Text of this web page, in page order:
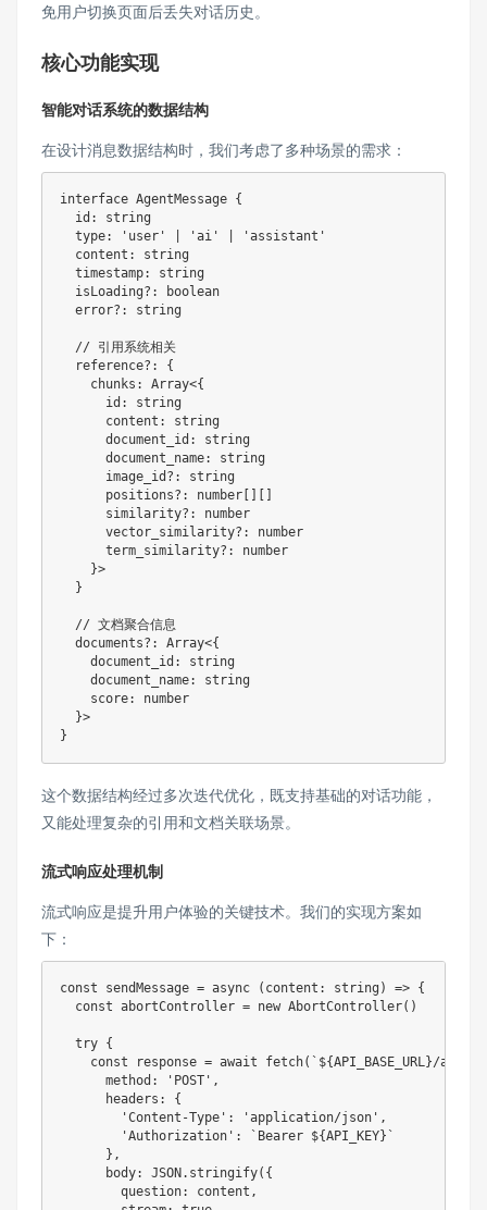
免用户切换页面后丢失对话历史。
核心功能实现
智能对话系统的数据结构
在设计消息数据结构时，我们考虑了多种场景的需求：
interface AgentMessage {
  id
:
string
  type
: 'user' 'ai'
'assistant'
  content
:
string
  timestamp
:
string
  isLoading
? :
boolean
  error
? : string
// 引用系统相关
  reference
? :
{
    chunks
: Array<{
      id
:
string
      content
:
string
      document_id
:
string
      document_name
:
string
      image_id
? :
string
      positions
? : number [ ] [ ]
      similarity
? :
number
      vector_similarity
? :
number
      term_similarity
? :
number
}>
}
// 文档聚合信息
  documents
? : Array<{
    document_id
:
string
    document_name
:
string
    score
:
number
}>
}
这个数据结构经过多次迭代优化，既支持基础的对话功能，
又能处理复杂的引用和文档关联场景。
流式响应处理机制
流式响应是提升用户体验的关键技术。我们的实现方案如
下：
const sendMessage = async ( content : string ) => {
const abortController = new AbortController( )
try {
const response = await fetch( ` ${API_BASE_URL }/api/
      method
: 'POST' ,
      headers
:
{
'Content-Type' : 'application/json' ,
'Authorization' : ` Bearer ${API_KEY} `
} ,
      body
: JSON. stringify( {
        question
: content ,